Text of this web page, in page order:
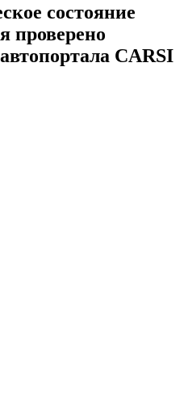
состояние
проверено
CARSI